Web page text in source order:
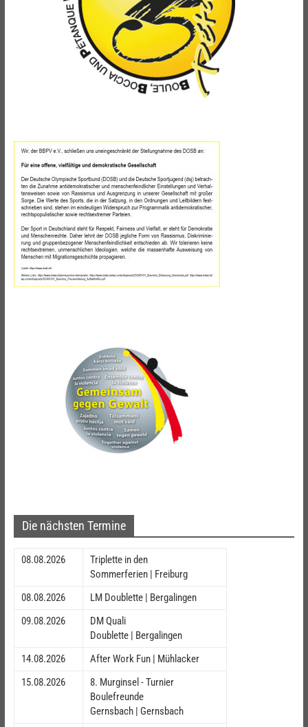
Die nächsten Termine
08.08.2026
Triplette in den
Sommerferien | Freiburg
08.08.2026
LM Doublette | Bergalingen
09.08.2026
DM Quali
Doublette | Bergalingen
14.08.2026
After Work Fun | Mühlacker
15.08.2026
8. Murginsel - Turnier
Boulefreunde
Gernsbach | Gernsbach